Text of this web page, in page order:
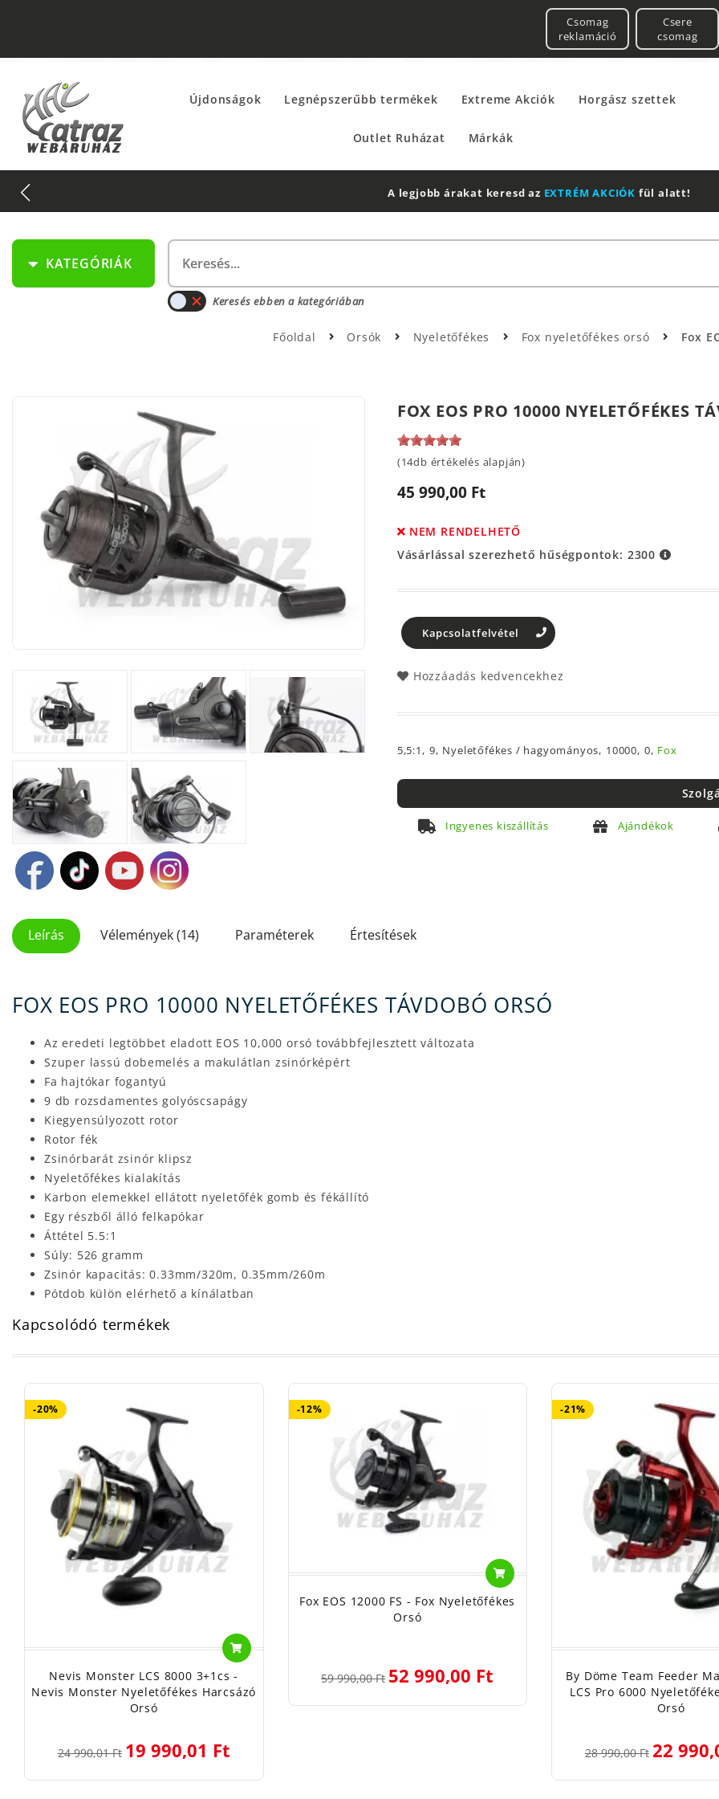
Csomag
reklamáció
Csere
csomag
Újdonságok Legnépszerűbb termékek Extreme Akciók Horgász szettek
Outlet Ruházat Márkák
A legjobb árakat keresd az EXTRÉM AKCIÓK fül alatt!
KATEGÓRIÁK
Keresés ebben a kategóriában
Főoldal Orsók Nyeletőfékes Fox nyeletőfékes orsó Fox
FOX EOS PRO 10000 NYELETŐFÉKES
(14db értékelés alapján)
45 990,00 Ft
NEM RENDELHETŐ
Vásárlással szerezhető hűségpontok: 2300
Kapcsolatfelvétel
Hozzáadás kedvencekhez
5,5:1, 9, Nyeletőfékes / hagyományos, 10000, 0, Fox
Ingyenes kiszállítás Ajándékok
Leírás Vélemények (14) Paraméterek Értesítések
FOX EOS PRO 10000 NYELETŐFÉKES TÁVDOBÓ ORSÓ
Az eredeti legtöbbet eladott EOS 10,000 orsó továbbfejlesztett változata
Szuper lassú dobemelés a makulátlan zsinórképért
Fa hajtókar fogantyú
9 db rozsdamentes golyóscsapágy
Kiegyensúlyozott rotor
Rotor fék
Zsinórbarát zsinór klipsz
Nyeletőfékes kialakítás
Karbon elemekkel ellátott nyeletőfék gomb és fékállító
Egy részből álló felkapókar
Áttétel 5.5:1
Súly: 526 gramm
Zsinór kapacitás: 0.33mm/320m, 0.35mm/260m
Pótdob külön elérhető a kínálatban
Kapcsolódó termékek
-20%
Nevis Monster LCS 8000 3+1cs -
Nevis Monster Nyeletőfékes Harcsázó
Orsó
24 990,01 Ft 19 990,01 Ft
-12%
Fox EOS 12000 FS - Fox Nyeletőfékes
Orsó
59 990,00 Ft 52 990,00 Ft
-21%
By Döme Team Feeder
LCS Pro 6000
Orsó
28 990,00 Ft 22